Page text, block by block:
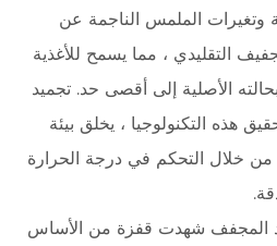
وتغيرات الملمس الناجمة عن
التقليدي ، مما يسمح للأغذية
الأصلية إلى أقصى حد. تجميد
هذه التكنولوجيا ، يخلق بيئة
من خلال التحكم في درجة الحرارة
المجفف شهدت قفزة من الأساس